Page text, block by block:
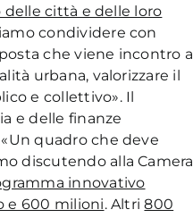
delle città e delle loro
condividere con
che viene incontro a
urbana, valorizzare il
e collettivo». Il
e delle finanze
quadro che deve
discutendo alla Camera
innovativo
e 600 milioni. Altri800